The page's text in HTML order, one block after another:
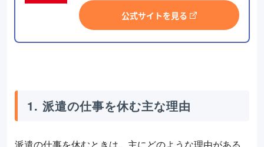
公式サイトを見る
1. 派遣の仕事を休む主な理由